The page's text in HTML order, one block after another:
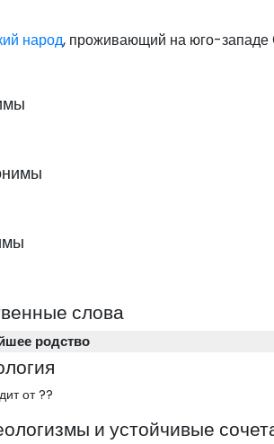
народ, проживающий на юго-
слова
родство
от ??
и устойчивые